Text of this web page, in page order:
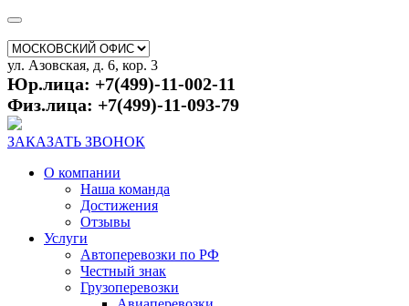
ул. Азовская, д. 6, кор. 3
Юр.лица: +7(499)-11-002-11
Физ.лица: +7(499)-11-093-79
ЗАКАЗАТЬ ЗВОНОК
О компании
Наша команда
Достижения
Отзывы
Услуги
Автоперевозки по РФ
Честный знак
Грузоперевозки